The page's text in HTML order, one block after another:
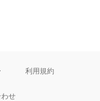
利用規約
せ